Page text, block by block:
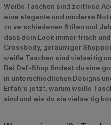
Weiße Taschen sind zeitlose
eine elegante und moderne
zu verschiedenen Stilen und
dass dein Look immer frisch
Crossbody, geräumiger
weiße Taschen sind vielseitig
Bei Def-Shop findest du eine
in unterschiedlichen Designs
Erfahre jetzt, warum weiße
sind und wie du sie vielseitig